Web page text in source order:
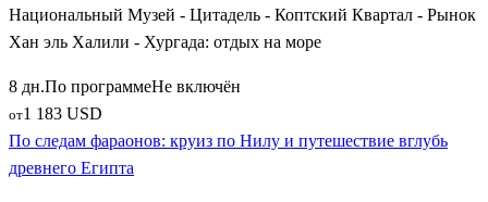
Национальный Музей - Цитадель - Коптский Квартал - Рынок
Хан эль Халили - Хургада: отдых на море
8 дн.По программеНе включён
от1 183 USD
По следам фараонов: круиз по Нилу и путешествие вглубь
древнего Египта